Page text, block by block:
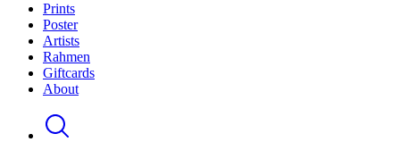
Prints
Poster
Artists
Rahmen
Giftcards
About